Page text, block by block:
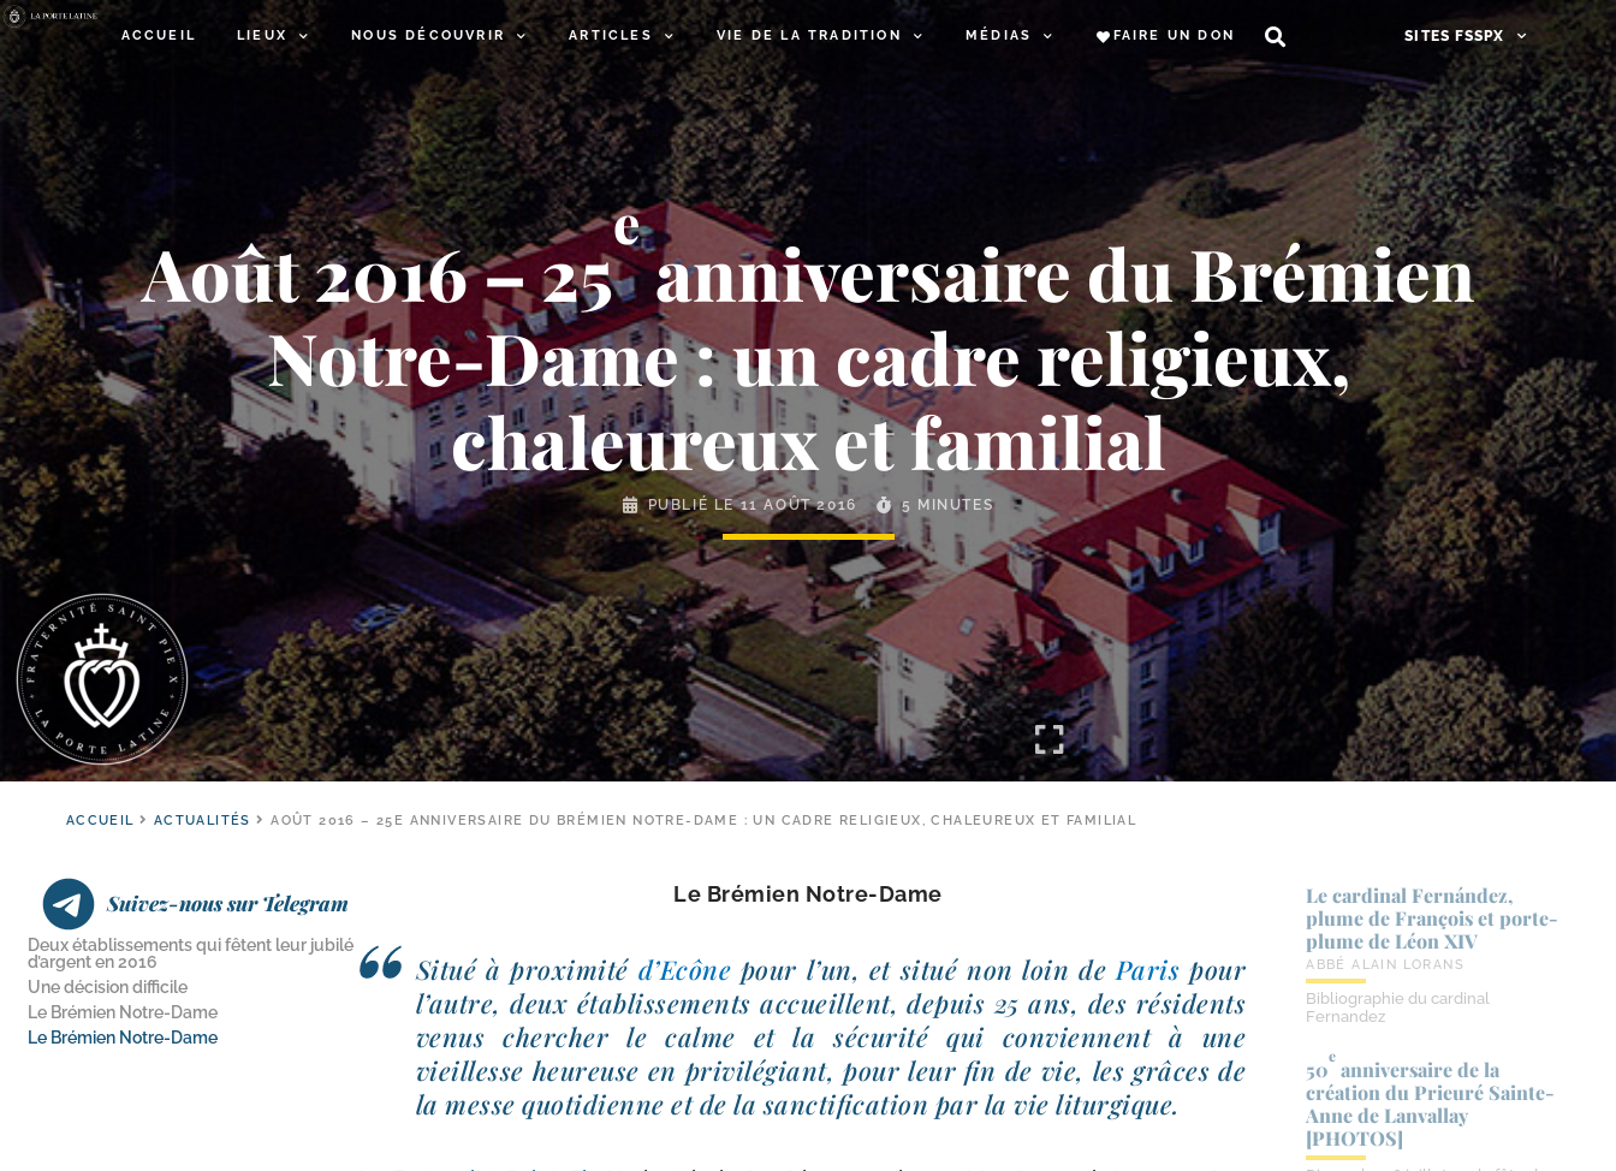
ACCUEIL LIEUX NOUS DÉCOUVRIR ARTICLES VIE DE LA TRADITION MÉDIAS FAIRE UN DON SITES FSSPX
Août 2016 – 25
e
anniversaire du Brémien
Notre-​Dame : un cadre religieux,
chaleureux et familial
PUBLIÉ LE11 AOÛT 2016 5 MINUTES
ACCUEIL ACTUALITÉS AOÛT 2016 – 25E ANNIVERSAIRE DU BRÉMIEN NOTRE-​DAME : UN CADRE RELIGIEUX, CHALEUREUX ET FAMILIAL
Suivez-nous sur Telegram
Deux établissements qui fêtent leur jubilé
d’argent en 2016
Une décision difficile
Le Brémien Notre-Dame
Le Brémien Notre-Dame
Le Brémien Notre-Dame
Situé à proxi­mi­té d’Ecône pour l’un, et situé non loin de Paris pour
l’autre, deux éta­blis­se­ments accueillent, depuis 25 ans, des rési­dents
venus cher­cher le calme et la sécu­ri­té qui conviennent à une
vieillesse heu­reuse en pri­vi­lé­giant, pour leur fin de vie, les grâces de
la messe quo­ti­dienne et de la sanc­ti­fi­ca­tion par la vie liturgique.
Le cardinal Fernández,
plume de François et porte-​
plume de Léon XIV
ABBÉ ALAIN LORANS
Bibliographie du cardinal
Fernandez
50
e
anniversaire de la
création du Prieuré Sainte-​
Anne de Lanvallay
[PHOTOS]